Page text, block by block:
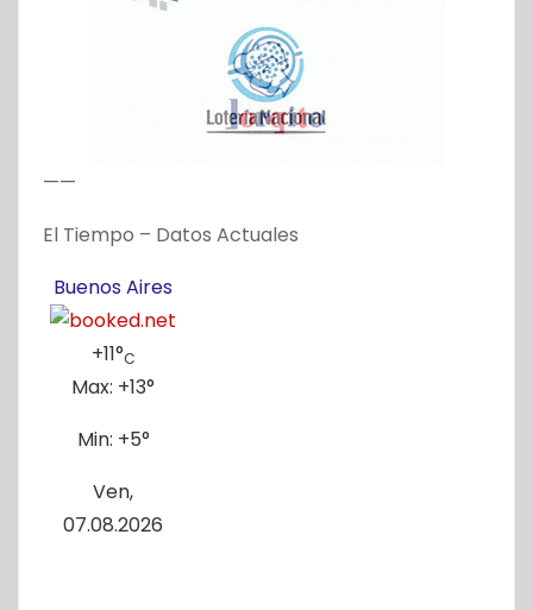
——
El Tiempo – Datos Actuales
Buenos Aires
+11°C
Max: +13°
Min: +5°
Ven,
07.08.2026